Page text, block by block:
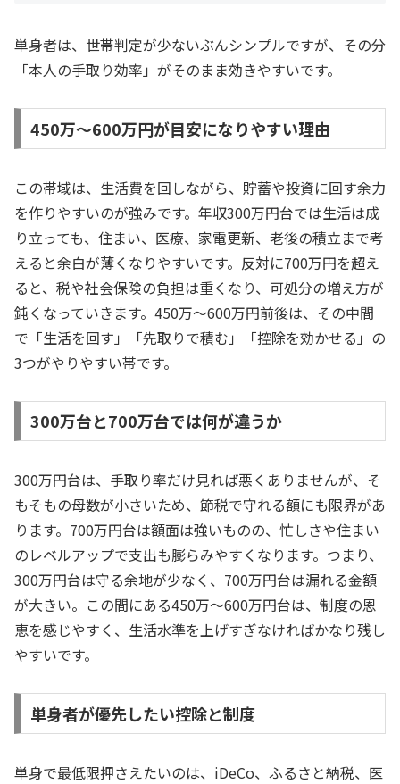
単身者は、世帯判定が少ないぶんシンプルですが、その分
「本人の手取り効率」がそのまま効きやすいです。
450万〜600万円が目安になりやすい理由
この帯域は、生活費を回しながら、貯蓄や投資に回す余力
を作りやすいのが強みです。年収300万円台では生活は成
り立っても、住まい、医療、家電更新、老後の積立まで考
えると余白が薄くなりやすいです。反対に700万円を超え
ると、税や社会保険の負担は重くなり、可処分の増え方が
鈍くなっていきます。450万〜600万円前後は、その中間
で「生活を回す」「先取りで積む」「控除を効かせる」の
3つがやりやすい帯です。
300万台と700万台では何が違うか
300万円台は、手取り率だけ見れば悪くありませんが、そ
もそもの母数が小さいため、節税で守れる額にも限界があ
ります。700万円台は額面は強いものの、忙しさや住まい
のレベルアップで支出も膨らみやすくなります。つまり、
300万円台は守る余地が少なく、700万円台は漏れる金額
が大きい。この間にある450万〜600万円台は、制度の恩
恵を感じやすく、生活水準を上げすぎなければかなり残し
やすいです。
単身者が優先したい控除と制度
単身で最低限押さえたいのは、iDeCo、ふるさと納税、医